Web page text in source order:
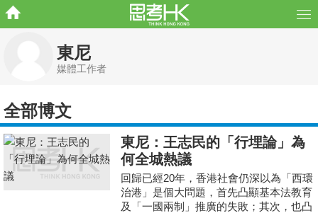
東尼
媒體工作者
全部博文
東尼：王志民的「行埋論」為
何全城熱議
回歸已經20年，香港社會仍深以為「西環
治港」是個大問題，首先凸顯基本法教育
及「一國兩制」推廣的失敗；其次，也凸